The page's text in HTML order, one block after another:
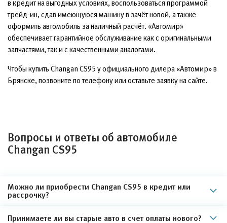
в кредит на выгодных условиях, воспользоваться программой
трейд-ин, сдав имеющуюся машину в зачёт новой, а также
оформить автомобиль за наличный расчёт. «Автомир»
обеспечивает гарантийное обслуживание как с оригинальными
запчастями, так и с качественными аналогами.
Чтобы купить Changan CS95 у официального дилера «Автомир» в
Брянске, позвоните по телефону или оставьте заявку на сайте.
Вопросы и ответы об автомобиле
Changan CS95
Можно ли приобрести Changan CS95 в кредит или
рассрочку?
Принимаете ли вы старые авто в счет оплаты нового?